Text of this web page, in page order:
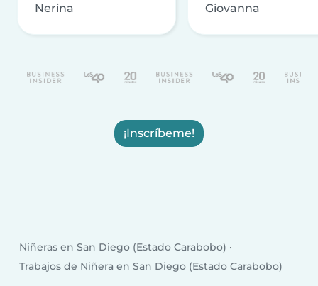
Nerina Giovanna
¡Inscríbeme!
Niñeras en San Diego (Estado Carabobo)
Trabajos de Niñera en San Diego (Estado Carabobo)